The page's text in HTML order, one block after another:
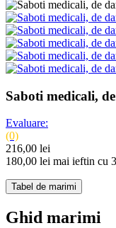
Saboti medicali,
Evaluare:
(0)
216,00 lei
180,00 lei mai ieftin cu
Tabel de marimi
Ghid marimi